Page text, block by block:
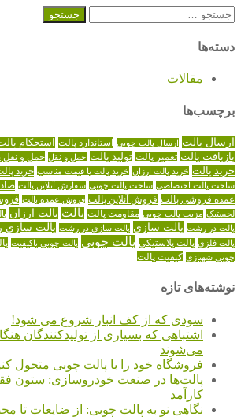
جستجو
دسته‌ها
مقالات
برچسب‌ها
ارسال پالت ارسال پالت چوبی استاندارد پالت استحکام
بازیافت پالت تعمیر پالت تولید پالت حمل و نقل حمل و نقل
خرید پالت خرید پالت ارزان خرید پالت با قیمت مناسب خرید
ساخت پالت اختصاصی ساخت پالت چوبی سفارش آنلاین پالت
عمده فروشی پالت فروش آنلاین پالت فروش عمده پالت
لجستیک مزیت پالت چوبی مقاومت پالت پالت پالت ارزان
پالت در رشت پالت سازی پالت سازی در رشت پالت
پالت فلزی پالت پلاستیکی پالت چوبی پالت چوبی باکیفیت
چوبی شهبازی کیفیت پالت
نوشته‌های تازه
سودی که از کف انبار شروع می شود!
اشتباهی که بسیاری از تولیدکنندگان
می‌شوند
فروشگاه خود را با پالت چوبی متحول
پالت‌ها در صنعت خودروسازی: ستون
کارآمد
نگاهی نو به پالت چوبی: از ضایعات تا